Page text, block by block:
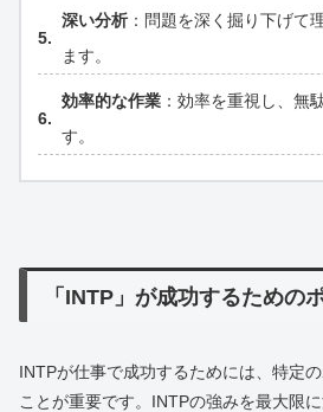
深い分析 ：問題を深く掘り下げて
ます。
効率的な作業 ：効率を重視し、無
す。
「INTP」が成功するための
INTPが仕事で成功するためには、特定
ことが重要です。INTPの強みを最大限